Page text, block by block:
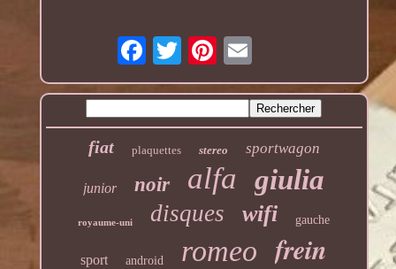
fiat plaquettes stereo sportwagon
junior noir alfa giulia
royaume-uni disques wifi gauche
sport android romeo frein